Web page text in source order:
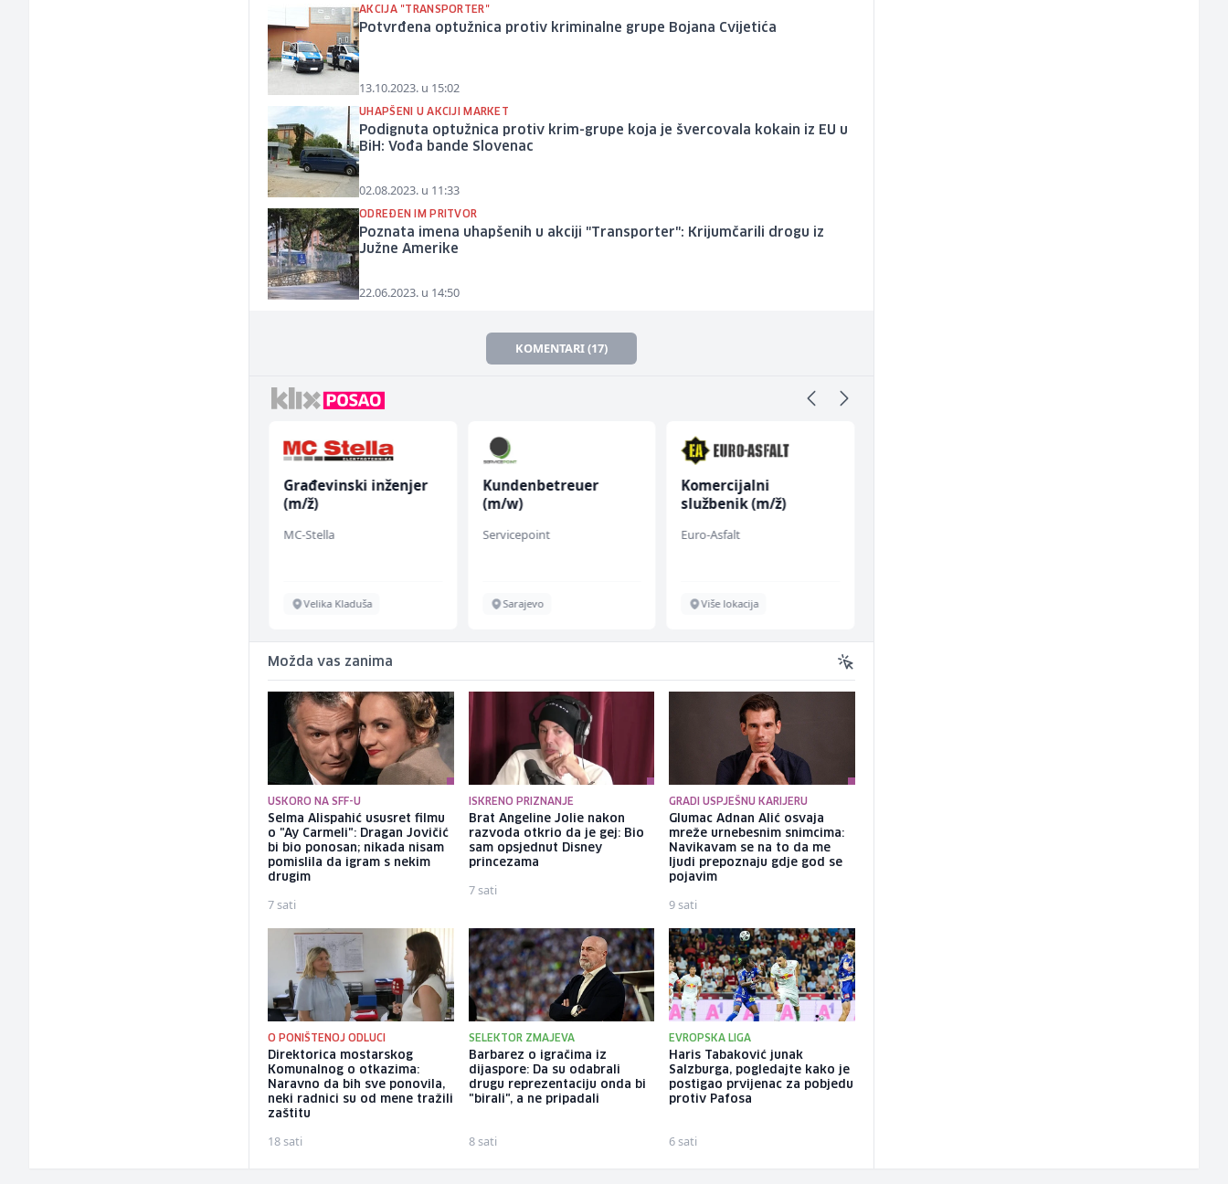
AKCIJA "TRANSPORTER"
Potvrđena optužnica protiv kriminalne grupe Bojana Cvijetića
13.10.2023. u 15:02
UHAPŠENI U AKCIJI MARKET
Podignuta optužnica protiv krim-grupe koja je švercovala kokain iz EU u
BiH: Vođa bande Slovenac
02.08.2023. u 11:33
ODREĐEN IM PRITVOR
Poznata imena uhapšenih u akciji "Transporter": Krijumčarili drogu iz
Južne Amerike
22.06.2023. u 14:50
KOMENTARI (17)
Građevinski inženjer
(m/ž)
MC-Stella
Velika Kladuša
Kundenbetreuer
(m/w)
Servicepoint
Sarajevo
Komercijalni
službenik (m/ž)
Euro-Asfalt
Više lokacija
Možda vas zanima
USKORO NA SFF-U
Selma Alispahić ususret filmu
o "Ay Carmeli": Dragan Jovičić
bi bio ponosan; nikada nisam
pomislila da igram s nekim
drugim
7 sati
ISKRENO PRIZNANJE
Brat Angeline Jolie nakon
razvoda otkrio da je gej: Bio
sam opsjednut Disney
princezama
7 sati
GRADI USPJEŠNU KARIJERU
Glumac Adnan Alić osvaja
mreže urnebesnim snimcima:
Navikavam se na to da me
ljudi prepoznaju gdje god se
pojavim
9 sati
O PONIŠTENOJ ODLUCI
Direktorica mostarskog
Komunalnog o otkazima:
Naravno da bih sve ponovila,
neki radnici su od mene tražili
zaštitu
18 sati
SELEKTOR ZMAJEVA
Barbarez o igračima iz
dijaspore: Da su odabrali
drugu reprezentaciju onda bi
"birali", a ne pripadali
8 sati
EVROPSKA LIGA
Haris Tabaković junak
Salzburga, pogledajte kako je
postigao prvijenac za pobjedu
protiv Pafosa
6 sati